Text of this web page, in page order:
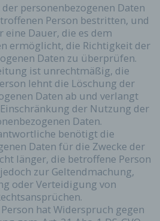
personenbezogenen Daten
Person bestritten, und
eine Dauer, die es dem
ermöglicht, die Richtigkeit der
Daten zu überprüfen.
ist unrechtmäßig, die
lehnt die Löschung der
Daten ab und verlangt
der Nutzung der
Daten.
benötigt die
Daten für die Zwecke der
länger, die betroffene Person
zur Geltendmachung,
oder Verteidigung von
hat Widerspruch gegen
und veröffentlicht.
Internet-Service-Provider
Person vergebene IP-
Diese Speicherung der
Sicherheitsgründen und für
betroffene Person durch einen
die Rechte Dritter
Inhalte postet. Die
personenbezogenen Daten
Interesse des für die
damit sich dieser
gegebenenfalls
Es erfolgt keine Weitergabe
Daten an
solche Weitergabe nicht
ist oder der
des für die Verarbeitung
dient.